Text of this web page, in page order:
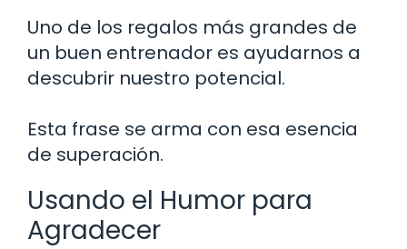
Uno de los regalos más grandes de
un buen entrenador es ayudarnos a
descubrir nuestro potencial.
Esta frase se arma con esa esencia
de superación.
Usando el Humor para
Agradecer